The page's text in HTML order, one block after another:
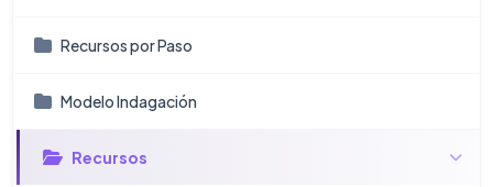
Recursos por Paso
Modelo Indagación
Recursos